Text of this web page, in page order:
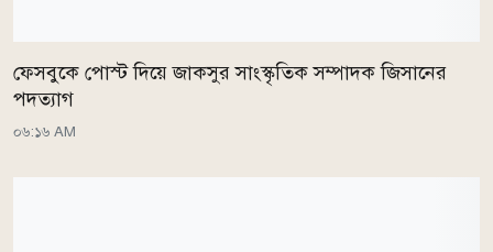
ফেসবুকে পোস্ট দিয়ে জাকসুর সাংস্কৃতিক সম্পাদক জিসানের
পদত্যাগ
০৬:১৬ AM